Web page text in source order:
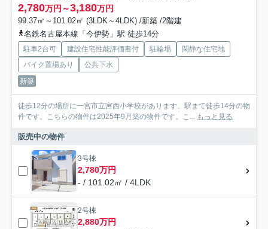
2,780万円～3,180万円
99.37㎡～101.02㎡ (3LDK～4LDK) /新築 /2階建
名鉄名古屋本線「今伊勢」駅 徒歩14分
駐車2台可 建設住宅性能評価書付 駐輪場
閑静な住宅地
バイク置場あり
公共下水
新築
徒歩12分の場所に一宮市立宮西小学校があります。駅まで徒歩14分の物
件です。こちらの物件は2025年9月築の物件です。こ... もっと見る
販売中の物件
3号棟
2,780万円
- / 101.02㎡ / 4LDK
2号棟
2,880万円